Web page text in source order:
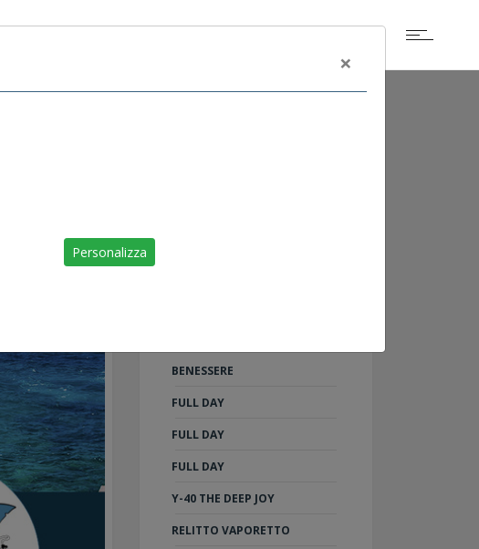
BENESSERE
FULL DAY
FULL DAY
FULL DAY
Y-40 THE DEEP JOY
RELITTO VAPORETTO
×
Personalizza